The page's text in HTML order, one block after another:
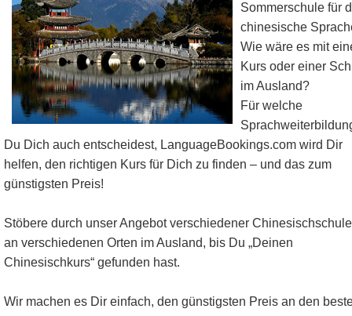
Sommerschule für
chinesische
Wie wäre es mit
Kurs oder einer
im Ausland?
Für welche
Du Dich auch entscheidest, LanguageBookings.com wird Dir
helfen, den richtigen Kurs für Dich zu finden – und das zum
günstigsten Preis!
Stöbere durch unser Angebot verschiedener
an verschiedenen Orten im Ausland, bis Du „Deinen
Chinesischkurs“ gefunden hast.
Wir machen es Dir einfach, den günstigsten Preis an den